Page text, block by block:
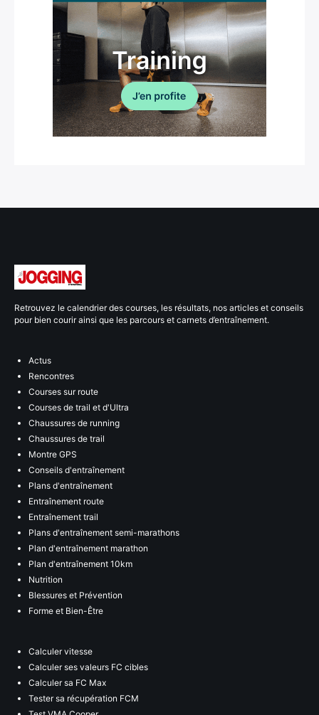
Retrouvez le calendrier des courses, les résultats, nos articles et conseils
pour bien courir ainsi que les parcours et carnets d’entraînement.
Actus
Rencontres
Courses sur route
Courses de trail et d'Ultra
Chaussures de running
Chaussures de trail
Montre GPS
Conseils d'entraînement
Plans d'entraînement
Entraînement route
Entraînement trail
Plans d'entraînement semi-marathons
Plan d'entraînement marathon
Plan d'entraînement 10km
Nutrition
Blessures et Prévention
Forme et Bien-Être
Calculer vitesse
Calculer ses valeurs FC cibles
Calculer sa FC Max
Tester sa récupération FCM